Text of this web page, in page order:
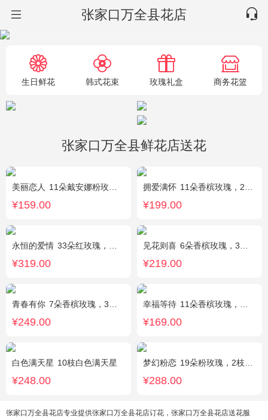
张家口万全县花店
生日鲜花 韩式花束 玫瑰礼盒 商务花篮
张家口万全县鲜花店送花
美丽恋人 11朵戴安娜粉玫瑰，粉色满天星、尤加利绿叶搭配
¥159.00
拥爱满怀 11朵香槟玫瑰，2支多头白百合，绿叶搭配
¥199.00
永恒的爱情 33朵红玫瑰，满天星、绿叶搭配
¥319.00
见花则喜 6朵香槟玫瑰，3朵向日葵，桔梗、绿叶搭配
¥219.00
青春有你 7朵香槟玫瑰，3朵向日葵，一个绣球，桔梗、配花、配草搭配
¥249.00
幸福等待 11朵香槟玫瑰，桔梗、满天星、绿叶搭配
¥169.00
白色满天星 10枝白色满天星
¥248.00
梦幻粉恋 19朵粉玫瑰，2枝白色香水百合、尤加利叶搭配
¥288.00
张家口万全县花店专业提供张家口万全县花店订花，张家口万全县花店送花服